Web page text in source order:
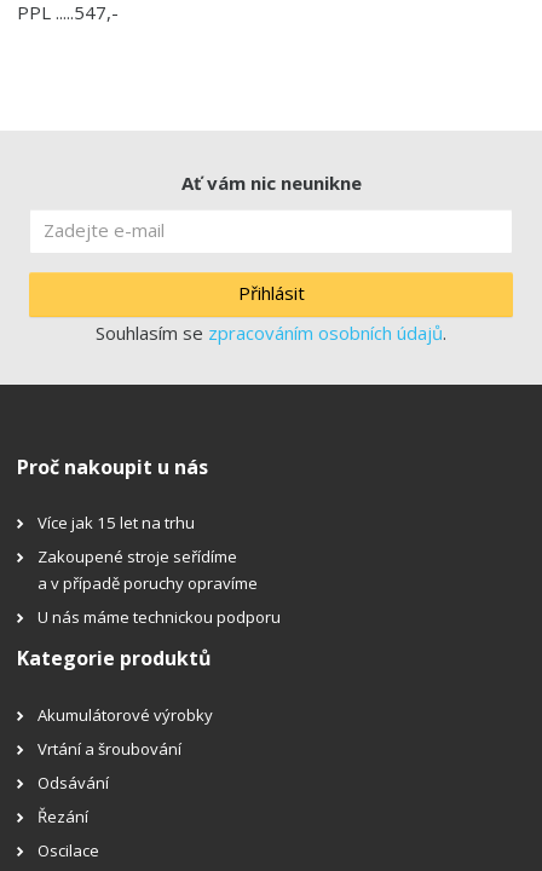
PPL .....547,-
Ať vám nic neunikne
Přihlásit
Souhlasím se zpracováním osobních údajů.
Proč nakoupit u nás
Více jak 15 let na trhu
Zakoupené stroje seřídíme
a v případě poruchy opravíme
U nás máme technickou podporu
Kategorie produktů
Akumulátorové výrobky
Vrtání a šroubování
Odsávání
Řezání
Oscilace